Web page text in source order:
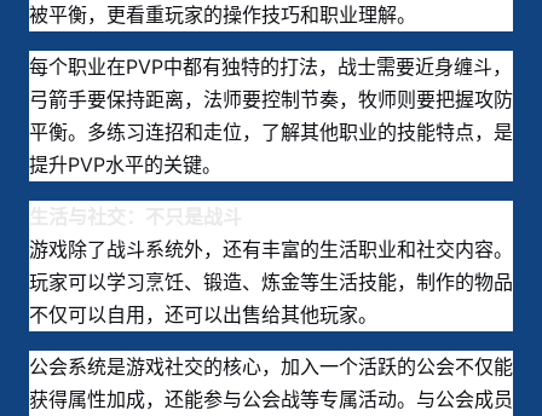
被平衡，更看重玩家的操作技巧和职业理解。
每个职业在PVP中都有独特的打法，战士需要近身缠斗，
弓箭手要保持距离，法师要控制节奏，牧师则要把握攻防
平衡。多练习连招和走位，了解其他职业的技能特点，是
提升PVP水平的关键。
游戏除了战斗系统外，还有丰富的生活职业和社交内容。
玩家可以学习烹饪、锻造、炼金等生活技能，制作的物品
不仅可以自用，还可以出售给其他玩家。
公会系统是游戏社交的核心，加入一个活跃的公会不仅能
获得属性加成，还能参与公会战等专属活动。与公会成员